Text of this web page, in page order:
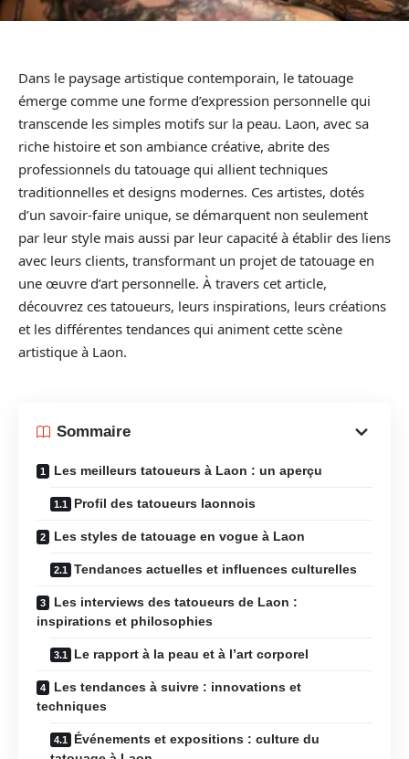
Dans le paysage artistique contemporain, le tatouage
émerge comme une forme d’expression personnelle qui
transcende les simples motifs sur la peau. Laon, avec sa
riche histoire et son ambiance créative, abrite des
professionnels du tatouage qui allient techniques
traditionnelles et designs modernes. Ces artistes, dotés
d’un savoir-faire unique, se démarquent non seulement
par leur style mais aussi par leur capacité à établir des liens
avec leurs clients, transformant un projet de tatouage en
une œuvre d’art personnelle. À travers cet article,
découvrez ces tatoueurs, leurs inspirations, leurs créations
et les différentes tendances qui animent cette scène
artistique à Laon.
Sommaire
Les meilleurs tatoueurs à Laon : un aperçu
Profil des tatoueurs laonnois
Les styles de tatouage en vogue à Laon
Tendances actuelles et influences culturelles
Les interviews des tatoueurs de Laon :
inspirations et philosophies
Le rapport à la peau et à l’art corporel
Les tendances à suivre : innovations et
techniques
Événements et expositions : culture du